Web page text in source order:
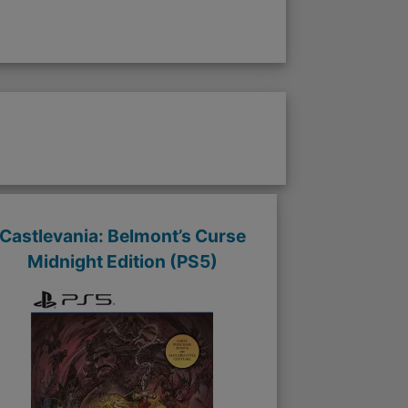
Belmont’s Curse
Midnight Edition (PS5)